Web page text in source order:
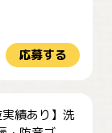
応募する
実績あり】洗